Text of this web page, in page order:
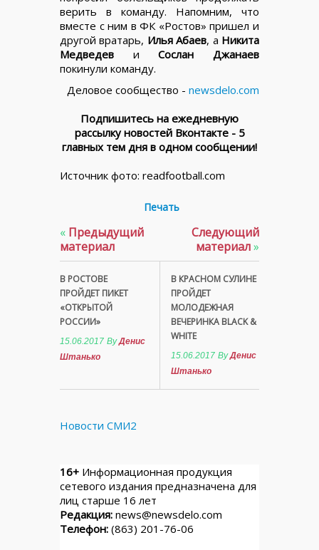
верить в команду. Напомним, что
вместе с ним в ФК «Ростов» пришел и
другой вратарь, Илья Абаев, а Никита
Медведев иСослан Джанаев
покинули команду.
Деловое сообщество - newsdelo.com
Подпишитесь на ежедневную
рассылку новостей Вконтакте - 5
главных тем дня в одном сообщении!
Источник фото: readfootball.com
Печать
« Предыдущий
материал
В РОСТОВЕ
ПРОЙДЕТ ПИКЕТ
«ОТКРЫТОЙ
РОССИИ»
15.06.2017 ByДенис
Штанько
Следующий
материал»
В КРАСНОМ СУЛИНЕ
ПРОЙДЕТ
МОЛОДЕЖНАЯ
ВЕЧЕРИНКА BLACK &
WHITE
15.06.2017 ByДенис
Штанько
Новости СМИ2
16+ Информационная продукция
сетевого издания предназначена для
лиц старше 16 лет
Редакция: news@newsdelo.com
Телефон: (863) 201-76-06